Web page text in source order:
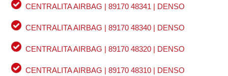
CENTRALITA AIRBAG | 89170 48341 | DENSO
CENTRALITA AIRBAG | 89170 48340 | DENSO
CENTRALITA AIRBAG | 89170 48320 | DENSO
CENTRALITA AIRBAG | 89170 48310 | DENSO